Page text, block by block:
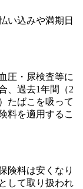
い込みや満期日
圧・尿検査等に
、過去1年間（2
たばこを吸って
料を適用するこ
険料は安くなり
して取り扱われ